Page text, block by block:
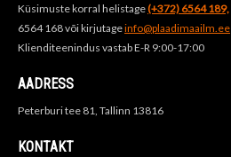
Küsimuste korral helistage(+372) 6564 189,
6564 168 või kirjutageinfo@plaadimaailm.ee
Klienditeenindus vastab E-R 9:00-17:00
AADRESS
Peterburi tee 81, Tallinn 13816
KONTAKT